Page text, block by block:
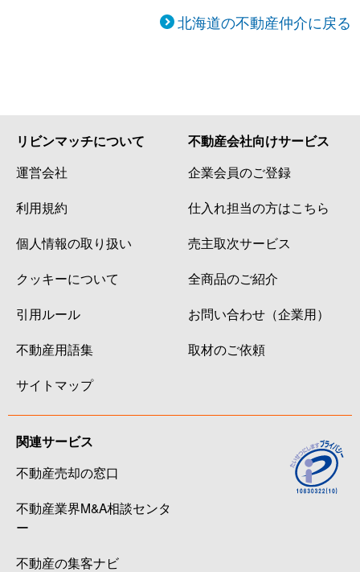
北海道の不動産仲介に戻る
リビンマッチについて
運営会社
利用規約
個人情報の取り扱い
クッキーについて
引用ルール
不動産用語集
サイトマップ
不動産会社向けサービス
企業会員のご登録
仕入れ担当の方はこちら
売主取次サービス
全商品のご紹介
お問い合わせ（企業用）
取材のご依頼
関連サービス
不動産売却の窓口
不動産業界M&A相談センタ
ー
不動産の集客ナビ